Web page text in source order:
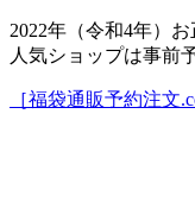
2022年（令和4年）
人気ショップは事前
［福袋通販予約注文